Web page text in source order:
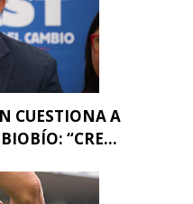
CUESTIONA A
“CRE...